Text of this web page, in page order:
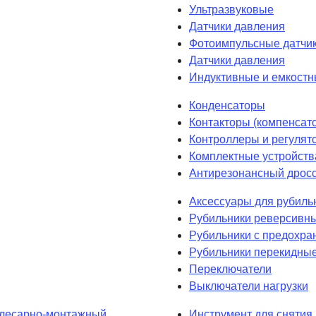
Ультразвуковые
Датчики давления
Фотоимпульсные
Датчики давления
Индуктивные и
Конденсаторы
Контакторы
Контроллеры и
Комплектные
Антирезонансный
Аксессуары для
Рубильники
Рубильники с
Рубильники
Переключатели
Выключатели нагрузки